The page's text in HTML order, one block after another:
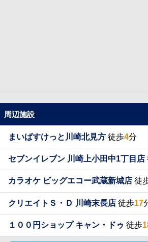
周辺施設
まいばすけっと川崎北見方 徒歩4分
セブンイレブン 川崎上小田中1丁目店
カラオケ ビッグエコー武蔵新城店 徒
クリエイトＳ・Ｄ 川崎末長店 徒歩17
１００円ショップ キャン・ドゥ 徒歩